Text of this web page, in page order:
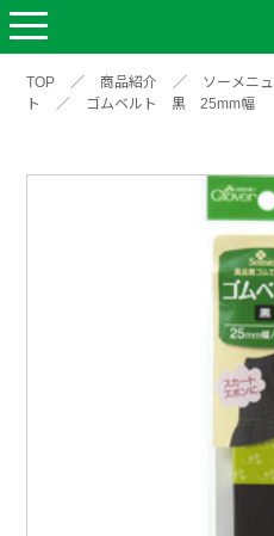
TOP ／ 商品紹介 ／ ソーメニュ
ト
／ ゴムベルト 黒 25mm幅